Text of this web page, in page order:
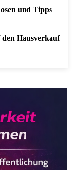
und Tipps
den Hausverkauf